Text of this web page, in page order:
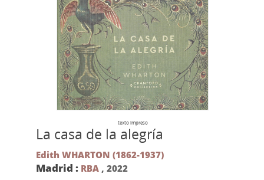
texto impreso
La casa de la alegría
Edith WHARTON (1862-1937)
Madrid : RBA , 2022